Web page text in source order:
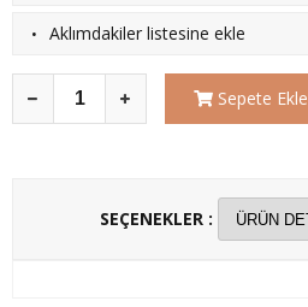
· Aklımdakiler listesine ekle
Sepete Ekle
SEÇENEKLER :